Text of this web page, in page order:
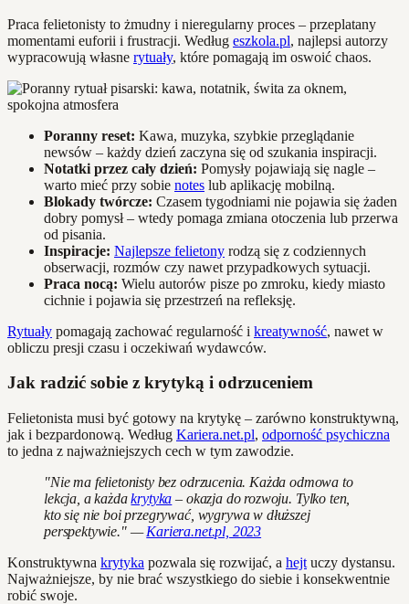
Praca felietonisty to żmudny i nieregularny proces – przeplatany
momentami euforii i frustracji. Według eszkola.pl, najlepsi autorzy
wypracowują własne rytuały, które pomagają im oswoić chaos.
Poranny reset: Kawa, muzyka, szybkie przeglądanie
newsów – każdy dzień zaczyna się od szukania inspiracji.
Notatki przez cały dzień: Pomysły pojawiają się nagle –
warto mieć przy sobie notes lub aplikację mobilną.
Blokady twórcze: Czasem tygodniami nie pojawia się żaden
dobry pomysł – wtedy pomaga zmiana otoczenia lub przerwa
od pisania.
Inspiracje: Najlepsze felietony rodzą się z codziennych
obserwacji, rozmów czy nawet przypadkowych sytuacji.
Praca nocą: Wielu autorów pisze po zmroku, kiedy miasto
cichnie i pojawia się przestrzeń na refleksję.
Rytuały pomagają zachować regularność i kreatywność, nawet w
obliczu presji czasu i oczekiwań wydawców.
Jak radzić sobie z krytyką i odrzuceniem
Felietonista musi być gotowy na krytykę – zarówno konstruktywną,
jak i bezpardonową. Według Kariera.net.pl, odporność psychiczna
to jedna z najważniejszych cech w tym zawodzie.
"Nie ma felietonisty bez odrzucenia. Każda odmowa to
lekcja, a każdakrytyka – okazja do rozwoju. Tylko ten,
kto się nie boi przegrywać, wygrywa w dłuższej
perspektywie." —Kariera.net.pl, 2023
Konstruktywna krytyka pozwala się rozwijać, a hejt uczy dystansu.
Najważniejsze, by nie brać wszystkiego do siebie i konsekwentnie
robić swoje.